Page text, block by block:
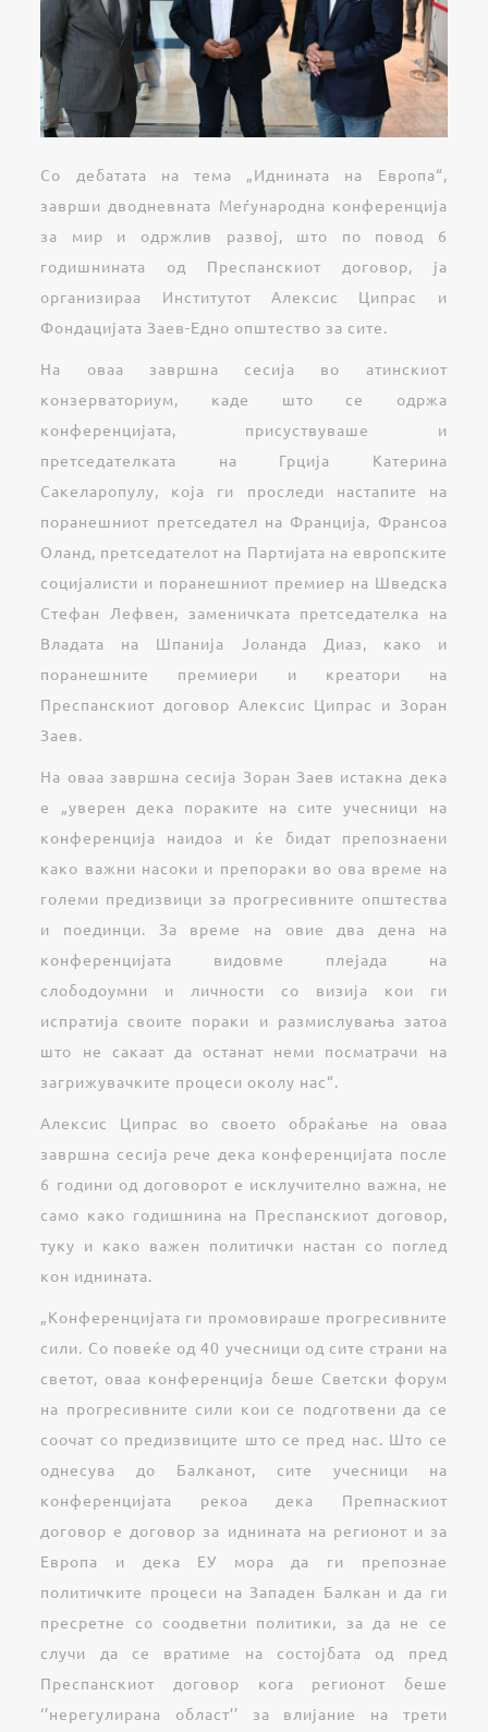
Со дебатата на тема „Иднината на Европа“,
заврши дводневната Меѓународна конференција
за мир и одржлив развој, што по повод 6
годишнината од Преспанскиот договор, ја
организираа Институтот Алексис Ципрас и
Фондацијата Заев-Едно општество за сите.
На оваа завршна сесија во атинскиот
конзерваториум, каде што се одржа
конференцијата, присуствуваше и
претседателката на Грција Катерина
Сакеларопулу, која ги проследи настапите на
поранешниот претседател на Франција, Франсоа
Оланд, претседателот на Партијата на европските
социјалисти и поранешниот премиер на Шведска
Стефан Лефвен, заменичката претседателка на
Владата на Шпанија Јоланда Диаз, како и
поранешните премиери и креатори на
Преспанскиот договор Алексис Ципрас и Зоран
Заев.
На оваа завршна сесија Зоран Заев истакна дека
е „уверен дека пораките на сите учесници на
конференција наидоа и ќе бидат препознаени
како важни насоки и препораки во ова време на
големи предизвици за прогресивните општества
и поединци. За време на овие два дена на
конференцијата видовме плејада на
слободоумни и личности со визија кои ги
испратија своите пораки и размислувања затоа
што не сакаат да останат неми посматрачи на
загрижувачките процеси околу нас“.
Алексис Ципрас во своето обраќање на оваа
завршна сесија рече дека конференцијата после
6 години од договорот е исклучително важна, не
само како годишнина на Преспанскиот договор,
туку и како важен политички настан со поглед
кон иднината.
„Конференцијата ги промовираше прогресивните
сили. Со повеќе од 40 учесници од сите страни на
светот, оваа конференција беше Светски форум
на прогресивните сили кои се подготвени да се
соочат со предизвиците што се пред нас. Што се
однесува до Балканот, сите учесници на
конференцијата рекоа дека Препнаскиот
договор е договор за иднината на регионот и за
Европа и дека ЕУ мора да ги препознае
политичките процеси на Западен Балкан и да ги
пресретне со соодветни политики, за да не се
случи да се вратиме на состојбата од пред
Преспанскиот договор кога регионот беше
‘’нерегулирана област’’ за влијание на трети